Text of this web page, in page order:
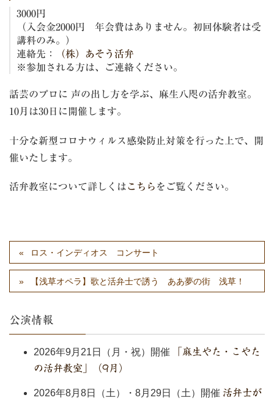
3000円
（入会金2000円 年会費はありません。初回体験者は受
講料のみ。）
連絡先：
（株）あそう活弁
※参加される方は、ご連絡ください。
話芸のプロに 声の出し方を学ぶ、麻生八咫の活弁教室。
10月は30日に開催します。
十分な新型コロナウィルス感染防止対策を行った上で、開
催いたします。
活弁教室について詳しくはこちら をご覧ください。
ロス・インディオス コンサート
【浅草オペラ】歌と活弁士で誘う ああ夢の街 浅草！
公演情報
2026年9月21日（月・祝）開催
「麻生やた・こやた
の活弁教室」（9月）
2026年8月8日（土）・8月29日（土）開催 活弁士が